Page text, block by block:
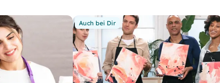
Auch bei Dir